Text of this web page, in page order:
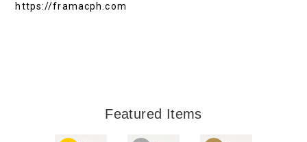
https://framacph.com
Featured Items